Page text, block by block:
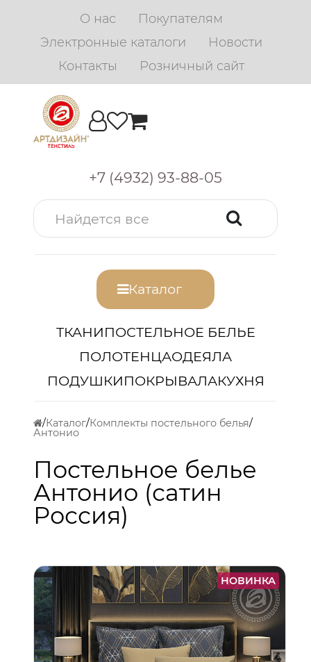
О нас
Покупателям
Электронные каталоги
Новости
Контакты
Розничный сайт
+7 (4932) 93-88-05
Каталог
ТКАНИПОСТЕЛЬНОЕ БЕЛЬЕ
ПОЛОТЕНЦАОДЕЯЛА
ПОДУШКИПОКРЫВАЛАКУХНЯ
Каталог Комплекты постельного белья
Антонио
Постельное белье
Антонио (сатин
Россия)
НОВИНКА